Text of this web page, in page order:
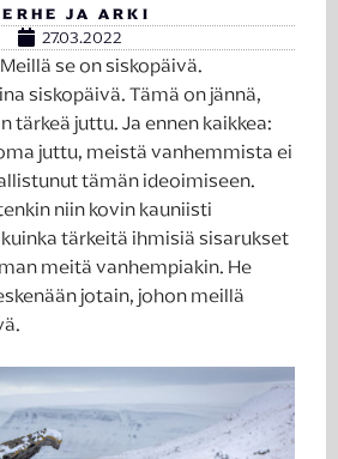
JA ARKI
27.03.2022
se on siskopäivä.
siskopäivä. Tämä on jännä,
tärkeä juttu. Ja ennen kaikkea:
juttu, meistä vanhemmista ei
tämän ideoimiseen.
niin kovin kauniisti
tärkeitä ihmisiä sisarukset
meitä vanhempiakin. He
jotain, johon meillä